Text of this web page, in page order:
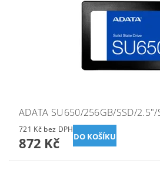
ADATA SU650/256GB/SSD/2.5"/
721 Kč bez DPH
872 Kč